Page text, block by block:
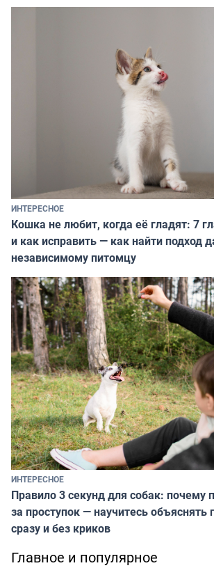
ИНТЕРЕСНОЕ
Кошка не любит, когда её гладят: 7
и как исправить — как найти подход
независимому питомцу
ИНТЕРЕСНОЕ
Правило 3 секунд для собак: почему
за проступок — научитесь объяснять
сразу и без криков
Главное и популярное